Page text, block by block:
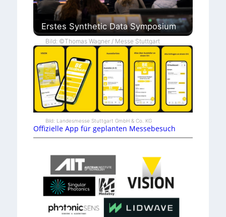
Erstes Synthetic Data Symposium
Bild: ©Thomas Wagner / Messe Stuttgart
Bild: Landesmesse Stuttgart GmbH & Co. KG
Offizielle App für geplanten Messebesuch